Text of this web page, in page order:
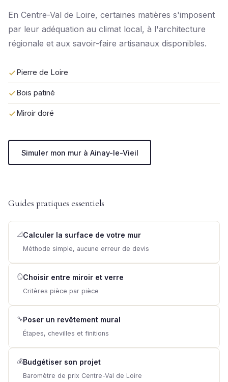
En Centre-Val de Loire, certaines matières s'imposent
par leur adéquation au climat local, à l'architecture
régionale et aux savoir-faire artisanaux disponibles.
Pierre de Loire
Bois patiné
Miroir doré
Simuler mon mur à Ainay-le-Vieil
Guides pratiques essentiels
📐 Calculer la surface de votre mur
Méthode simple, aucune erreur de devis
🪞Choisir entre miroir et verre
Critères pièce par pièce
🔧Poser un revêtement mural
Étapes, chevilles et finitions
💰Budgétiser son projet
Baromètre de prix Centre-Val de Loire